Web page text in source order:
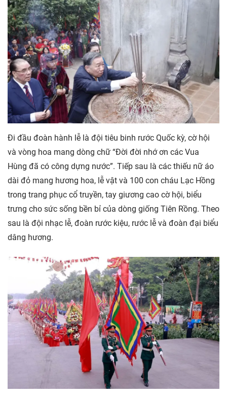
Đi đầu đoàn hành lễ là đội tiêu binh rước Quốc kỳ, cờ hội
và vòng hoa mang dòng chữ “Đời đời nhớ ơn các Vua
Hùng đã có công dựng nước”. Tiếp sau là các thiếu nữ áo
dài đỏ mang hương hoa, lễ vật và 100 con cháu Lạc Hồng
trong trang phục cổ truyền, tay giương cao cờ hội, biểu
trưng cho sức sống bền bỉ của dòng giống Tiên Rồng. Theo
sau là đội nhạc lễ, đoàn rước kiệu, rước lễ và đoàn đại biểu
dâng hương.